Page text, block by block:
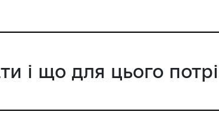
і що для цього